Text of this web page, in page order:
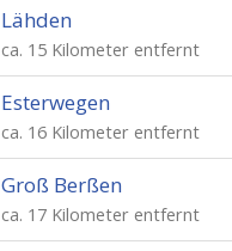
Lähden
ca. 15 Kilometer entfernt
Esterwegen
ca. 16 Kilometer entfernt
Groß Berßen
ca. 17 Kilometer entfernt